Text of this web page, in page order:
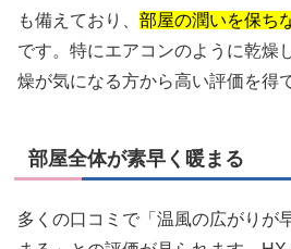
も備えており、 部屋の潤いを保ち
です。特にエアコンのように乾燥
燥が気になる方から高い評価を得
部屋全体が素早く暖まる
多くの口コミで「温風の広がりが